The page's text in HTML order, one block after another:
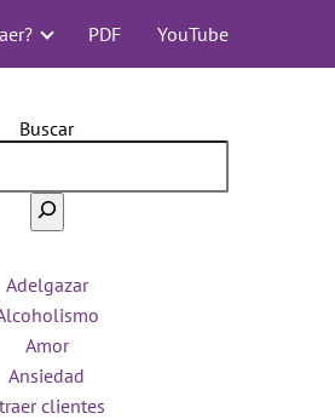
PDF YouTube
Buscar
Adelgazar
Amor
Ansiedad
clientes